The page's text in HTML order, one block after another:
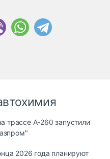
трассе А-260 запустили
2026 года планируют